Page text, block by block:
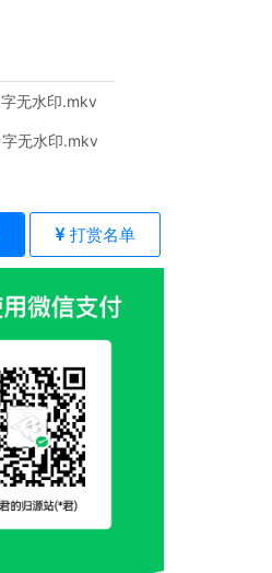
无水印.mkv
无水印.mkv
打赏名单